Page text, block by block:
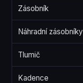
Zásobník
Náhradní zásobníky
Tlumič
Kadence